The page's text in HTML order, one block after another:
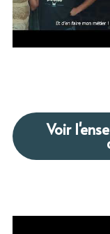
Voir